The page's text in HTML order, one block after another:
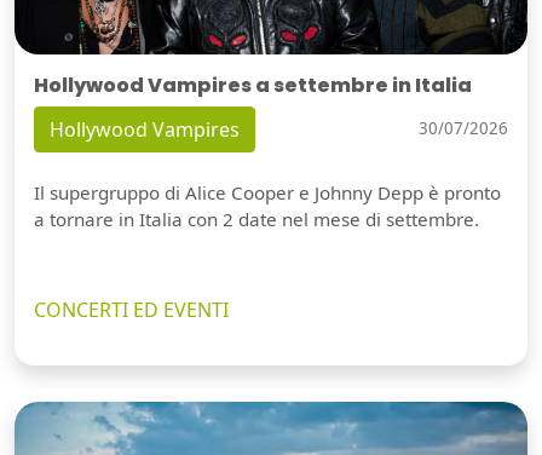
Hollywood Vampires a settembre in Italia
Hollywood Vampires 30/07/2026
Il supergruppo di Alice Cooper e Johnny Depp è pronto
a tornare in Italia con 2 date nel mese di settembre.
CONCERTI ED EVENTI